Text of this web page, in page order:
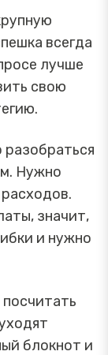
всегда
лучше
свою
Нужно
значит,
и нужно
блокнот и